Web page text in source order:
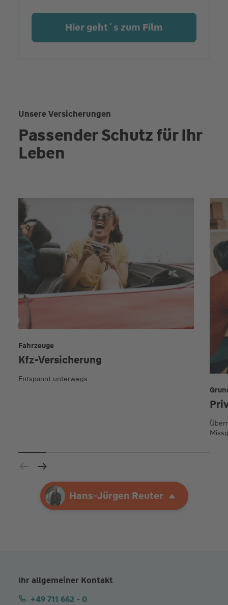
Ihre AgenturHans-Jürgen Reuter
Hans-Jürgen Reuter
Hier geht´s zum Film
Unsere Versicherungen
Passender Schutz für Ihr
Leben
Kfz-Versicherung
Fahrzeuge
Entspannt unterwegs
Ihr allgemeiner Kontakt
+49 711 662 - 0